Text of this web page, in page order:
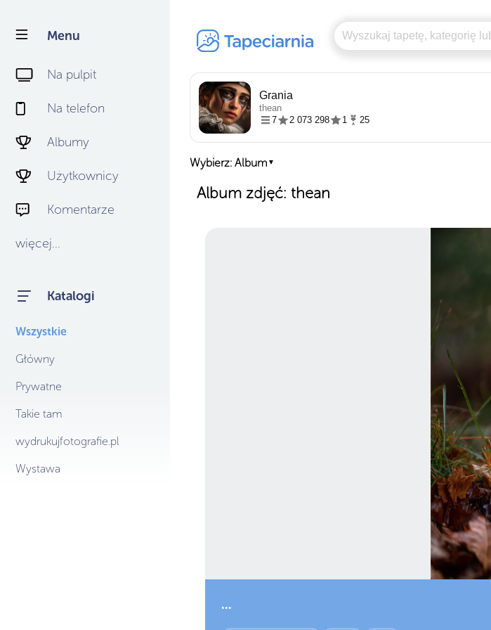
Menu
Na pulpit
Na telefon
Albumy
Użytkownicy
Komentarze
więcej...
Katalogi
Wszystkie
Główny
Prywatne
Takie tam
wydrukujfotografie.pl
Wystawa
Grania
thean
7
2 073 298 1 25
Wybierz: Album ▼
Album zdjęć: thean
...